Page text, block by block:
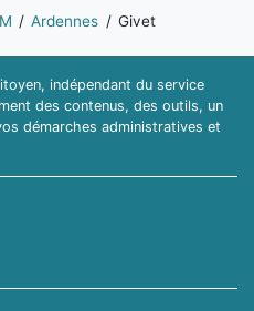
Ardennes Givet
indépendant du service
des contenus, des outils, un
démarches administratives et